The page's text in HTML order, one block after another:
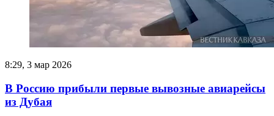
8:29, 3 мар 2026
В Россию прибыли первые вывозные авиарейсы
из Дубая